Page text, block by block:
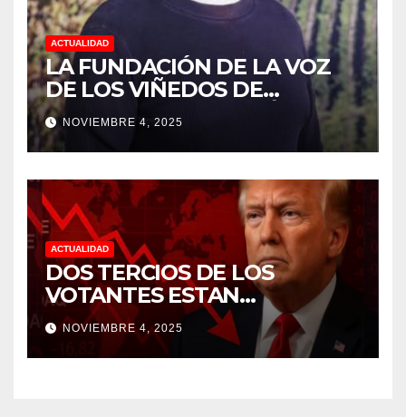
ACTUALIDAD
LA FUNDACIÓN DE LA VOZ
DE LOS VIÑEDOS DE
SONOMA RECONOCIÓ A
CUATRO “ EMPLEADOS DEL
MES” POR SU LIDERAZGO Y
DEDICACIÓN EN LOS
VIÑEDOS
NOVIEMBRE 4, 2025
ACTUALIDAD
DOS TERCIOS DE LOS
VOTANTES ESTAN
FRUSTRADOS CON TRUMP
PORQUE EL COSTO DE VIDA
CADA DIA SUBE Y LA
NOVIEMBRE 4, 2025